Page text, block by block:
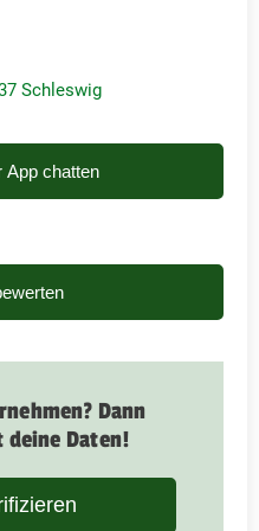
Schleswig
chatten
Dann
Daten!